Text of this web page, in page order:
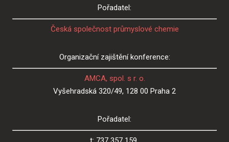
Pořadatel:
Česká společnost průmyslové chemie
Organizační zajištění konference:
AMCA, spol. s r. o.
Vyšehradská 320/49, 128 00 Praha 2
Pořadatel: